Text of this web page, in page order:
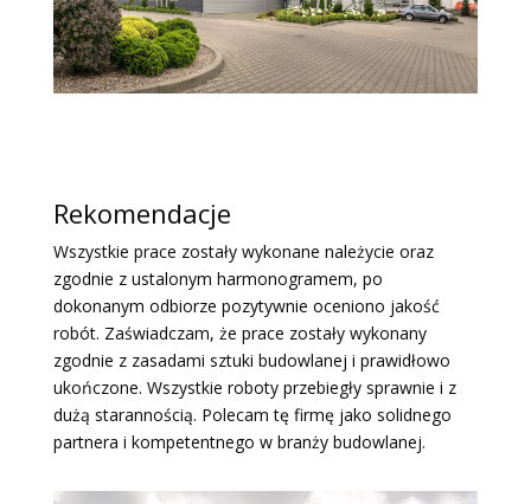
Rekomendacje
Wszystkie prace zostały wykonane należycie oraz
zgodnie z ustalonym harmonogramem, po
dokonanym odbiorze pozytywnie oceniono jakość
robót. Zaświadczam, że prace zostały wykonany
zgodnie z zasadami sztuki budowlanej i prawidłowo
ukończone. Wszystkie roboty przebiegły sprawnie i z
dużą starannością. Polecam tę firmę jako solidnego
partnera i kompetentnego w branży budowlanej.